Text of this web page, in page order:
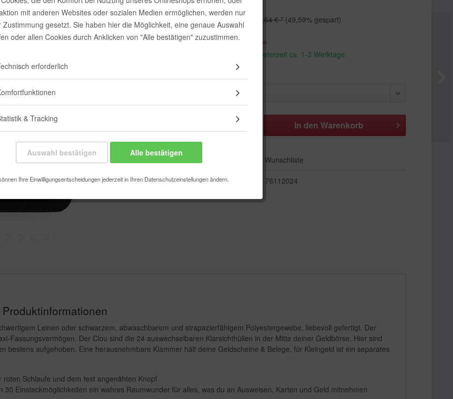
mit anderen Websites oder sozialen Medien ermöglichen, werden nur
Zustimmung gesetzt. Sie haben hier die Möglichkeit, eine genaue Auswahl
oder allen Cookies durch Anklicken von "Alle bestätigen" zuzustimmen.
erforderlich
& Tracking
Auswahl bestätigen Alle bestätigen
Ihre Einwilligungsentscheidungen jederzeit in Ihren Datenschutzeinstellungen ändern.
9,90 € * 19,64 € * (49,59% gespart)
Inhalt:
inkl. MwSt.zzgl. Versandkosten
Sofort versandfertig, Lieferzeit ca. 1-3 Werktage
In den Warenkorb
Merken Auf die Wunschliste
Artikel-Nr.: 76112024
Leinen oder schwarzem, abwaschbarem und strapazierfähigem Polyestergewebe, liebevoll gefertigt. Der
Fassungsvermögen. Der Clou sind die 24 auswechselbaren Klarsichthüllen in der Mitte deiner Geldbörse. Hier sind
bestens aufgehoben. Eine herausnehmbare Klammer hält deine Geldscheine & Belege, für Kleingeld ist ein separates
Schlaufe und dem fest angenähten Knopf
Einsteckmöglichkeiten ein wahres Raumwunder für alles, was du an Ausweisen, Karten und Geld mitnehmen